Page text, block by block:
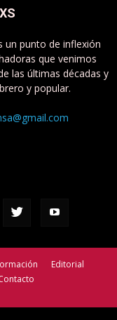
un punto de inflexión
que venimos
las últimas décadas y
y popular.
Editorial